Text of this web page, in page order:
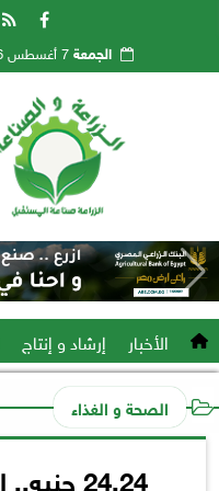
الجمعة
الأخبار إرشاد و إنتاج
الصحة و الغذاء
24.24 جنيه.. استقرار سعر الدولار